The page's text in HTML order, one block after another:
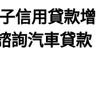
信用貸款增
詢汽車貸款